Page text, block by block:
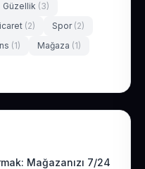
Güzellik (3)
(2) Spor (2)
(1) Mağaza (1)
Mağazanızı 7/24